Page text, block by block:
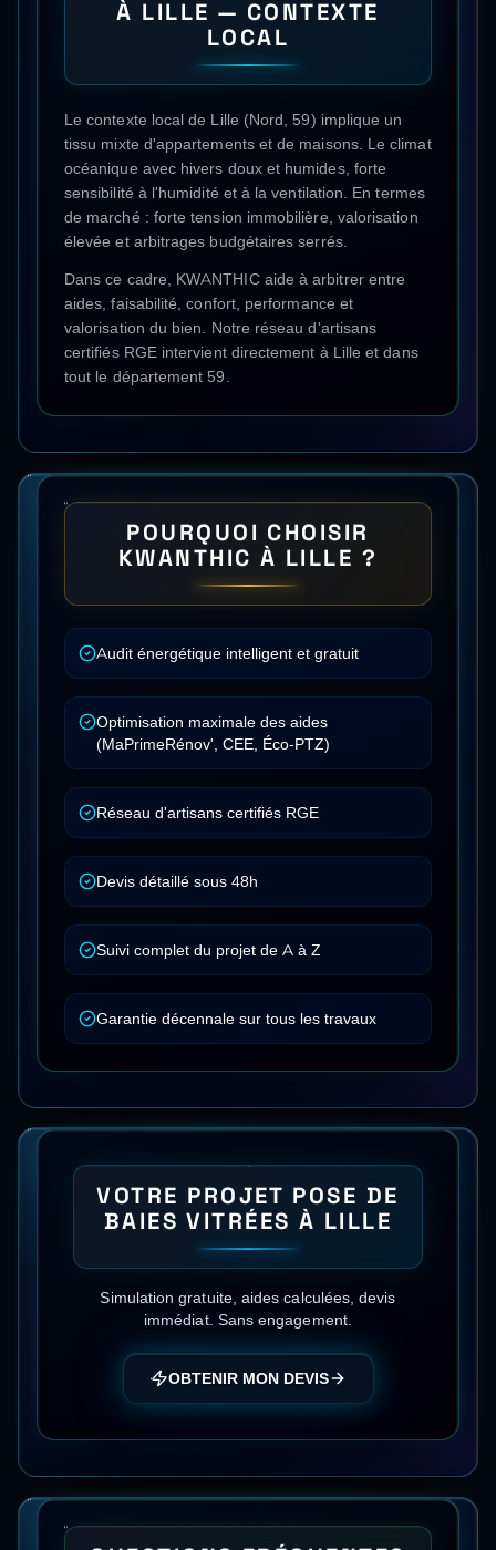
À LILLE — CONTEXTE
LOCAL
Le contexte local de Lille (Nord, 59) implique un
tissu mixte d'appartements et de maisons. Le climat
océanique avec hivers doux et humides, forte
sensibilité à l'humidité et à la ventilation. En termes
de marché : forte tension immobilière, valorisation
élevée et arbitrages budgétaires serrés.
Dans ce cadre, KWANTHIC aide à arbitrer entre
aides, faisabilité, confort, performance et
valorisation du bien. Notre réseau d'artisans
certifiés RGE intervient directement à Lille et dans
tout le département 59.
POURQUOI CHOISIR
KWANTHIC À LILLE ?
Audit énergétique intelligent et gratuit
Optimisation maximale des aides
(MaPrimeRénov', CEE, Éco-PTZ)
Réseau d'artisans certifiés RGE
Devis détaillé sous 48h
Suivi complet du projet de A à Z
Garantie décennale sur tous les travaux
VOTRE PROJET POSE DE
BAIES VITRÉES À LILLE
Simulation gratuite, aides calculées, devis
immédiat. Sans engagement.
OBTENIR MON DEVIS